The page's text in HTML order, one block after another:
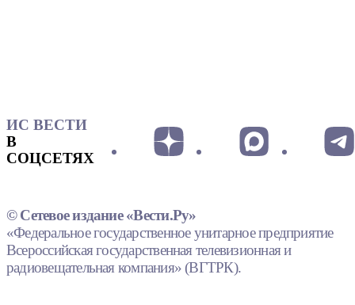
ИС ВЕСТИ
В
СОЦСЕТЯХ
© Сетевое издание «Вести.Ру»
«Федеральное государственное унитарное предприятие
Всероссийская государственная телевизионная и
радиовещательная компания» (ВГТРК).